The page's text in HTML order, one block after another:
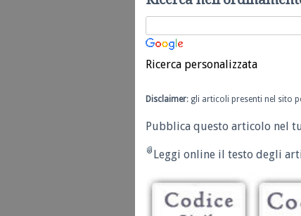
Ricerca personalizzata
Disclaimer: gli articoli presenti nel sito
Pubblica questo articolo nel
Leggi online il testo degli